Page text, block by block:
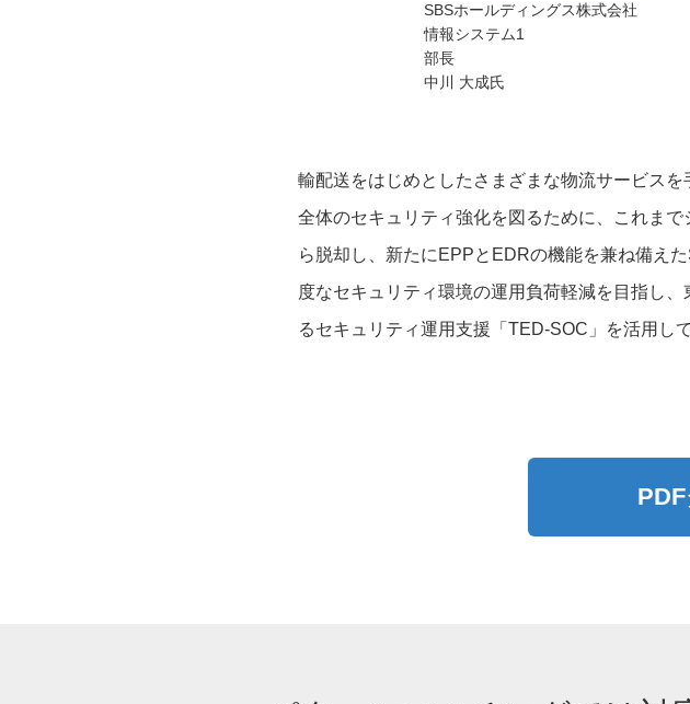
SBSホールディングス株式会社
情報システム1
部長
中川 大成氏
輸配送をはじめとしたさまざまな物流サービス
全体のセキュリティ強化を図るために、これま
ら脱却し、新たにEPPとEDRの機能を兼ね備え
度なセキュリティ環境の運用負荷軽減を目指し
るセキュリティ運用支援「TED-SOC」を活用して